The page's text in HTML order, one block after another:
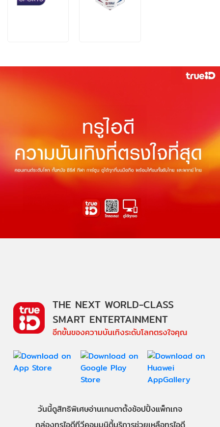
THE NEXT WORLD-CLASS
SMART ENTERTAINMENT
อีกขั้นของความบันเทิงระดับโลกตรงใจคุณ
วันนี้ดูสิทธิพิเศษอ่านเกมตาตั้งช้อปปิ้งแพ็กเกจ